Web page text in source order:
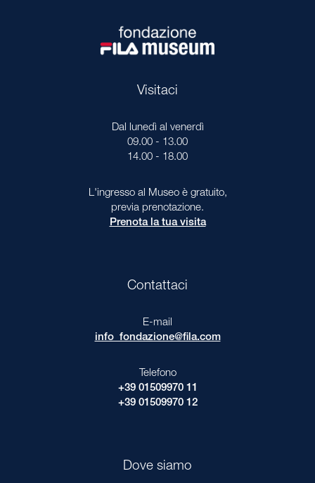
Visitaci
Dal lunedì al venerdì
09.00 - 13.00
14.00 - 18.00
L'ingresso al Museo è gratuito,
previa prenotazione.
Prenota la tua visita
Contattaci
E-mail
info_fondazione@fila.com
Telefono
+39 01509970 11
+39 01509970 12
Dove siamo